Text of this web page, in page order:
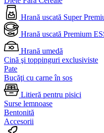
Hrană uscată Super
Hrană uscată Premium
Hrană umedă
Cină şi toppinguri exclusiviste
Pate
Bucăţi cu carne în sos
Litieră pentru pisici
Surse lemnoase
Bentonită
Accesorii